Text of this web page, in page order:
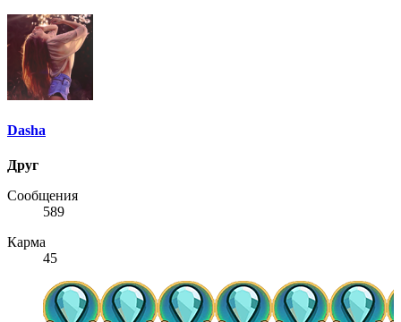
Dasha
Друг
Сообщения
589
Карма
45